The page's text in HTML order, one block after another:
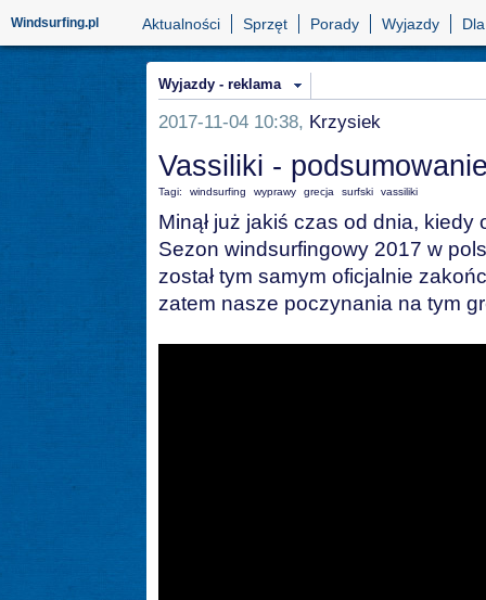
Windsurfing.pl Aktualności Sprzęt Porady Wyjazdy
Wyjazdy - reklama
2017-11-04 10:38, Krzysiek
Vassiliki -
Tagi: windsurfing wyprawy grecja surfski vassiliki
Minął już jakiś czas od dnia,
Sezon windsurfingowy 2017 w
został tym samym oficjalnie
zatem nasze poczynania na tym